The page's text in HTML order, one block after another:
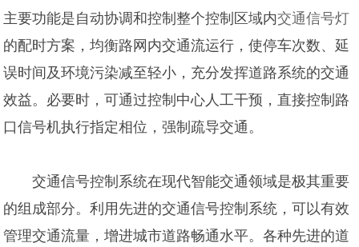
主要功能是自动协调和控制整个控制区域内交通信号灯
的配时方案，均衡路网内交通流运行，使停车次数、延
误时间及环境污染减至轻小，充分发挥道路系统的交通
效益。必要时，可通过控制中心人工干预，直接控制路
口信号机执行指定相位，强制疏导交通。
交通信号控制系统在现代智能交通领域是极其重要
的组成部分。利用先进的交通信号控制系统，可以有效
管理交通流量，增进城市道路畅通水平。各种先进的道